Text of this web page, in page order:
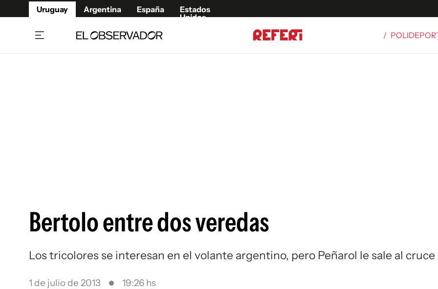
Uruguay Argentina España
Estados
Unidos
/
Bertolo entre dos veredas
Los tricolores se interesan en el volante argentino, pero Peñarol le sale al cruce
1 de julio de 2013 19:26 hs